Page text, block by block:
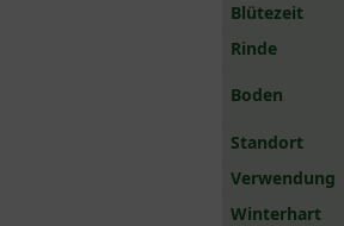
Blütezeit
Rinde
Boden
Standort
Verwendung
Winterhart